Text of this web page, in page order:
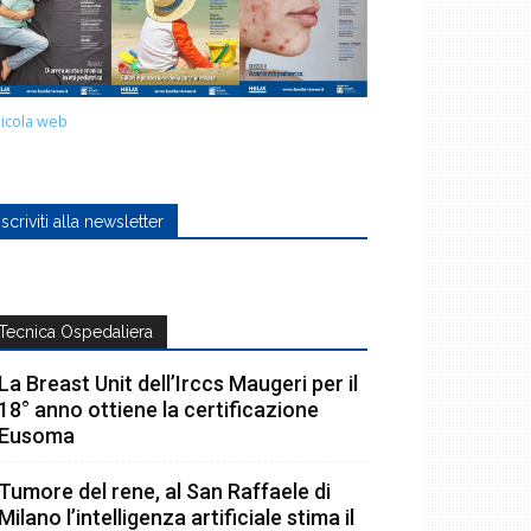
web
alla newsletter
Ospedaliera
Breast Unit dell’Irccs Maugeri per il
anno ottiene la certificazione
del rene, al San Raffaele di
l’intelligenza artificiale stima il